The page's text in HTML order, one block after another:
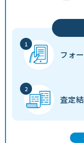
フォ
査定